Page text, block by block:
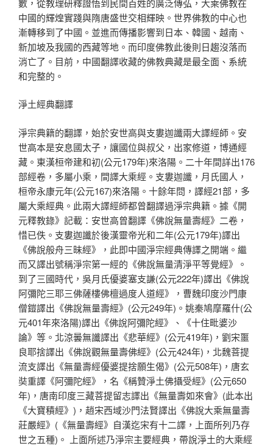
中國的輝煌實踐與隋唐盛世交相輝映。世界佛教的中心也
漸轉移到了中國。並進而傳播影響到日本、韓國、越南、
新加坡及我國的西藏等地。而印度佛教此後則日趨沒落而
消亡了。目前，中國翻譯收藏的佛教典藏是最全面、系統
和完整的。
淨土經典翻譯
淨宗典籍的翻譯，始於安世高與支婁迦讖兩大譯經師。安
世高本是安息國太子，讓國位與叔父，出家修道，博通經
藏。東漢桓帝建和初(公元179年)來洛陽。二十年間詳出176
部經卷，多屬小乘，間譯大乘經。支婁迦讖，月氏國人，
桓帝永康元年(公元167)來洛陽。十餘年問，譯經21部，多
屬大乘經典。此兩大譯經師都曾翻譯過淨宗典籍。據《開
元釋教錄》記載：安世高曾翻譯《佛說無量壽經》二卷，
惜已佚。支婁迦讖於後漢靈帝光和二年(公元179年)譯出
《佛說般舟三昧經》，此即中國淨宗經典傳譯之開端。繼
而又譯出號稱淨宗第一經的《佛說無量清淨平等覺經》。
到了三國時代，吳月氏優婆塞支謙(公元222年)譯出《佛說
阿彌陀三耶三佛薩樓佛檀過度人道經》，曹魏印度沙門康
僧鎧譯出《佛說無量壽經》(公元249年)。姚秦鳩摩羅什(公
元401年來洛陽)譯出《佛說阿彌陀經》、《十住毗婆沙
論》等。北涼曇無讖譯出《悲華經》(公元419年)，劉宋噩
良耶捨譯出《佛說觀無量壽佛經》(公元424年)，北魏菩提
流支譯出《無量壽經優婆提捨願生偈》(公元508年)，唐玄
奘重譯《阿彌陀經》，名《稱贊淨土佛攝受經》(公元650
年)，唐南印度三藏菩提留志譯出《無量壽如來會》(此本出
《大寶積經》)，趙宋西域沙門法賢譯出《佛說大乘無量壽
莊嚴經》(《無量壽經》自漢迄宋有十二譯，上面所列乃存
世之五種)。 上面所述乃淨宗主要經典，帶說淨土的大乘經